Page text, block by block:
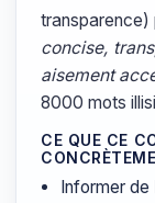
transparence)
concise,
aisement
8000 mots
CE QUE CE
Informer de